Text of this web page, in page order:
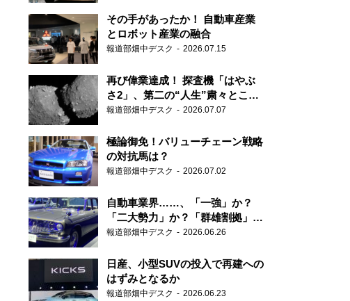
その手があったか！ 自動車産業
とロボット産業の融合
報道部畑中デスク 2026.07.15
再び偉業達成！ 探査機「はやぶ
さ2」、第二の“人生”粛々とこな
す
報道部畑中デスク 2026.07.07
極論御免！バリューチェーン戦略
の対抗馬は？
報道部畑中デスク 2026.07.02
自動車業界……、「一強」か？
「二大勢力」か？「群雄割拠」
か？
報道部畑中デスク 2026.06.26
日産、小型SUVの投入で再建への
はずみとなるか
報道部畑中デスク 2026.06.23